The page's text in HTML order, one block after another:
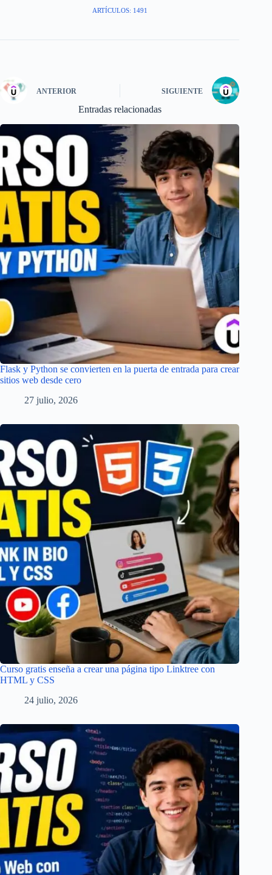
ARTÍCULOS: 1491
ANTERIOR SIGUIENTE
Entradas relacionadas
Flask y Python se convierten en la puerta de entrada para crear
sitios web desde cero
27 julio, 2026
Curso gratis enseña a crear una página tipo Linktree con
HTML y CSS
24 julio, 2026